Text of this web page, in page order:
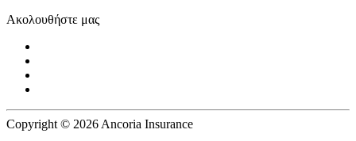
Ακολουθήστε μας
Copyright © 2026 Ancoria Insurance